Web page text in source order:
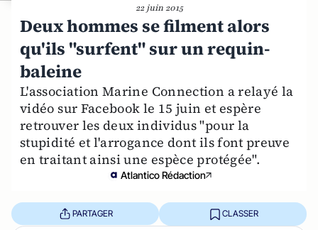
22 juin 2015
Deux hommes se filment alors
qu'ils "surfent" sur un requin-
baleine
L'association Marine Connection a relayé la
vidéo sur Facebook le 15 juin et espère
retrouver les deux individus "pour la
stupidité et l'arrogance dont ils font preuve
en traitant ainsi une espèce protégée".
Atlantico Rédaction
PARTAGER CLASSER